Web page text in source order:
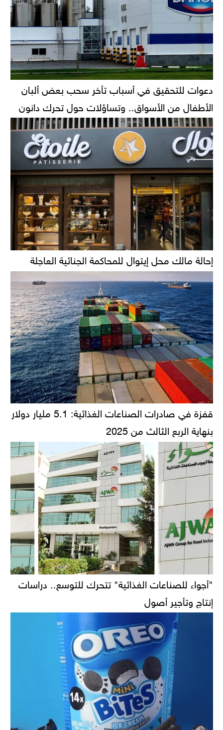
دعوات للتحقيق في أسباب تأخر سحب بعض ألبان
الأطفال من الأسواق.. وتساؤلات حول تحرك دانون
إحالة مالك محل إيتوال للمحاكمة الجنائية العاجلة
قفزة في صادرات الصناعات الغذائية: 5.1 مليار دولار
بنهاية الربع الثالث من 2025
"أجواء للصناعات الغذائية" تتحرك للتوسع.. دراسات
إنتاج وتأجير أصول